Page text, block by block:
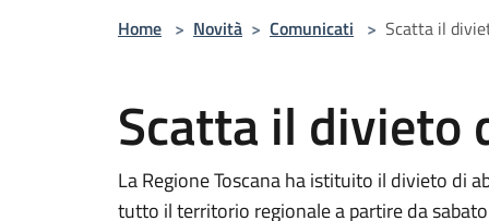
Home > Novità > Comunicati > Scatta il
Scatta il divieto
La Regione Toscana ha istituito il divieto di
tutto il territorio regionale a partire da